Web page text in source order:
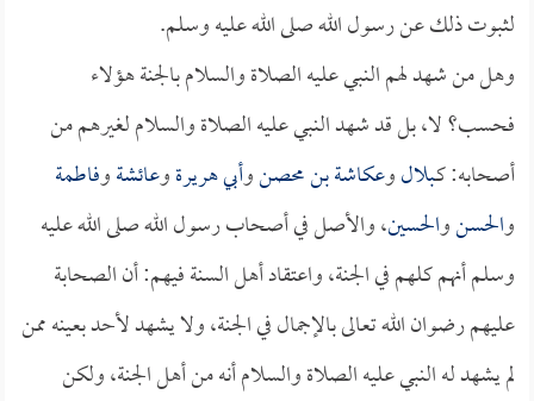
لثبوت ذلك عن رسول الله صلى الله عليه وسلم.
وهل من شهد لهم النبي عليه الصلاة والسلام بالجنة هؤلاء
فحسب؟ لا، بل قد شهد النبي عليه الصلاة والسلام لغيرهم من
أصحابه: كـبلالوعكاشة بن محصنوأبي هريرةوعائشةوفاطمة
والحسنوالحسين، والأصل في أصحاب رسول الله صلى الله عليه
وسلم أنهم كلهم في الجنة، واعتقاد أهل السنة فيهم: أن الصحابة
عليهم رضوان الله تعالى بالإجمال في الجنة، ولا يشهد لأحد بعينه ممن
لم يشهد له النبي عليه الصلاة والسلام أنه من أهل الجنة، ولكن